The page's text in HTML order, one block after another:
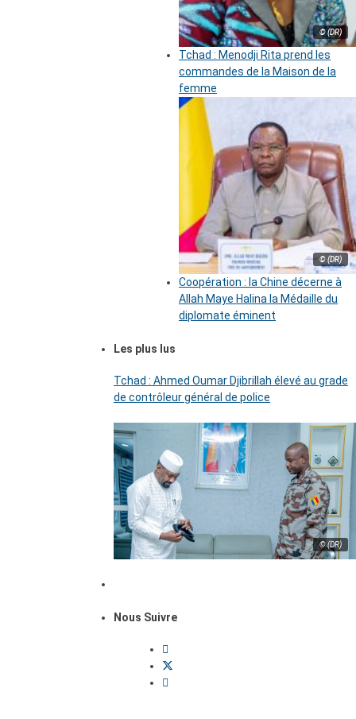
© (DR)
Tchad : Menodji Rita prend les
commandes de la Maison de la
femme
© (DR)
Coopération : la Chine décerne à
Allah Maye Halina la Médaille du
diplomate éminent
Les plus lus
Tchad : Ahmed Oumar Djibrillah élevé au grade
de contrôleur général de police
© (DR)
Nous Suivre